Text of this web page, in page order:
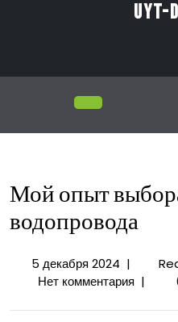
uyt-
Мой опыт
водопровода
5 декабря 20245
декабря
|
Нет комментария |